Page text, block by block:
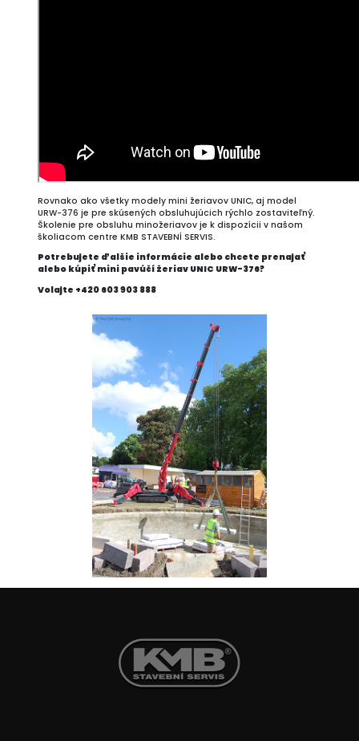
Rovnako ako všetky modely mini žeriavov UNIC, aj model
URW-376 je pre skúsených obsluhujúcich rýchlo zostaviteľný.
Školenie pre obsluhu minožeriavov je k dispozícii v našom
školiacom centre KMB STAVEBNÍ SERVIS.
Potrebujete ďalšie informácie alebo chcete prenajať
alebo kúpiť mini pavúčí žeriav UNIC URW-376?
Volajte +420 603 903 888